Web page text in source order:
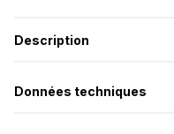
Description
Données techniques